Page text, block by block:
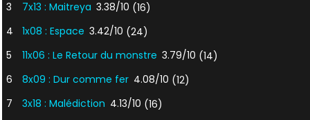
3
7x13 : Maitreya 3.38/10 (16)
4
1x08 : Espace 3.42/10 (24)
5
11x06 : Le Retour du monstre 3.79/10 (14)
6
8x09 : Dur comme fer 4.08/10 (12)
7
3x18 : Malédiction 4.13/10 (16)